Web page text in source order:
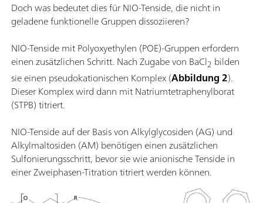
Doch was bedeutet dies für NIO-Tenside, die nicht in
geladene funktionelle Gruppen dissoziieren?
NIO-Tenside mit Polyoxyethylen (POE)-Gruppen erfordern
einen zusätzlichen Schritt. Nach Zugabe von BaCl2 bilden
sie einen pseudokationischen Komplex (Abbildung 2).
Dieser Komplex wird dann mit Natriumtetraphenylborat
(STPB) titriert.
NIO-Tenside auf der Basis von Alkylglycosiden (AG) und
Alkylmaltosiden (AM) benötigen einen zusätzlichen
Sulfonierungsschritt, bevor sie wie anionische Tenside in
einer Zweiphasen-Titration titriert werden können.